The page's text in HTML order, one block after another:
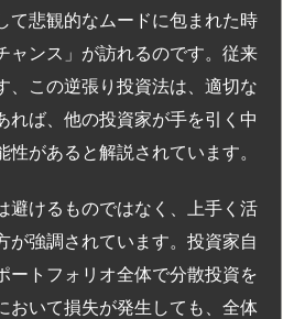
て悲観的なムードに包まれた時
ャンス」が訪れるのです。従来
、この逆張り投資法は、適切な
れば、他の投資家が手を引く中
があると解説されています。
避けるものではなく、上手く活
が強調されています。投資家自
ートフォリオ全体で分散投資を
おいて損失が発生しても、全体